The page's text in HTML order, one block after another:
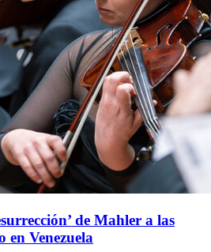
de Mahler a las
en Venezuela